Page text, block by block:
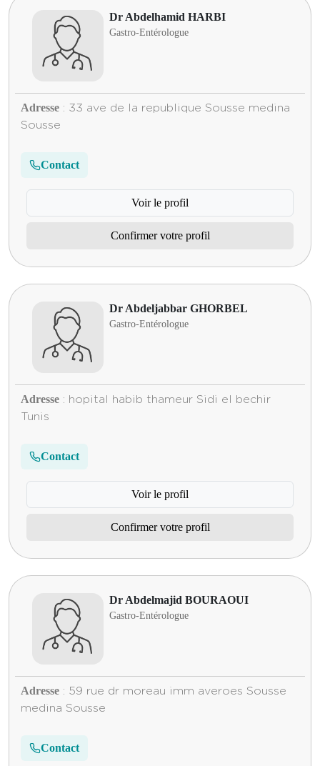
Dr Abdelhamid HARBI
Gastro-Entérologue
Adresse : 33 ave de la republique Sousse medina
Sousse
Contact
Voir le profil
Confirmer votre profil
Dr Abdeljabbar GHORBEL
Gastro-Entérologue
Adresse : hopital habib thameur Sidi el bechir
Tunis
Contact
Voir le profil
Confirmer votre profil
Dr Abdelmajid BOURAOUI
Gastro-Entérologue
Adresse : 59 rue dr moreau imm averoes Sousse
medina Sousse
Contact